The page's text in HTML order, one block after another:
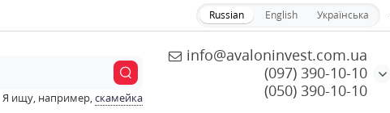
Russian English Українська
info@avaloninvest.com.ua
(097) 390-10-10
(050) 390-10-10
Я ищу, например,скамейка